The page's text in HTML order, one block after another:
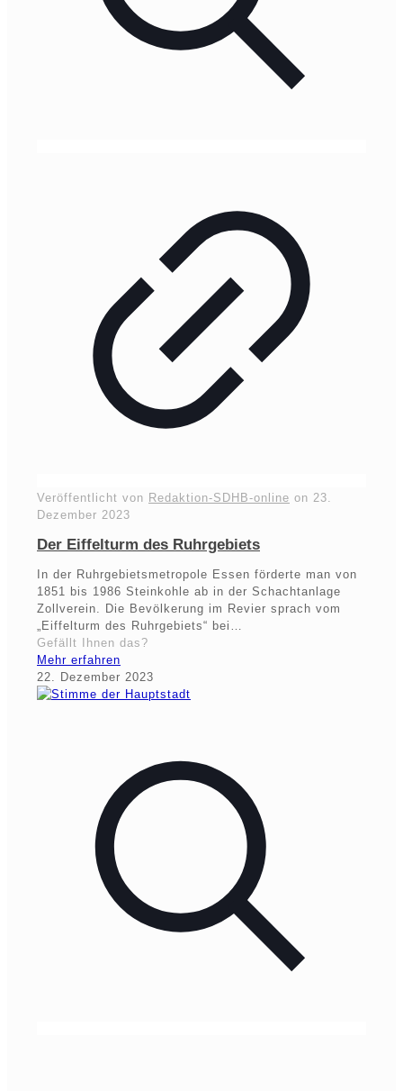
Veröffentlicht von Redaktion-SDHB-online on 23.
Dezember 2023
Der Eiffelturm des Ruhrgebiets
In der Ruhrgebietsmetropole Essen förderte man von
1851 bis 1986 Steinkohle ab in der Schachtanlage
Zollverein. Die Bevölkerung im Revier sprach vom
„Eiffelturm des Ruhrgebiets“ bei…
Gefällt Ihnen das?
Mehr erfahren
22. Dezember 2023